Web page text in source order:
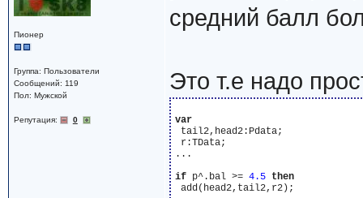
Пионер
Группа: Пользователи
Сообщений: 119
Пол: Мужской
Репутация: 0
средний балл
Это т.е надо
var
tail2,head2:Pdata;
r:TData;
...
if p^.bal >= 4.5 then
add(head2,tail2,r2);